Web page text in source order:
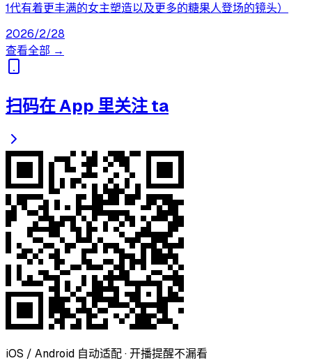
1代有着更丰满的女主塑造以及更多的糖果人登场的镜头）
2026/2/28
查看全部 →
扫码在 App 里关注 ta
iOS / Android 自动适配 · 开播提醒不漏看